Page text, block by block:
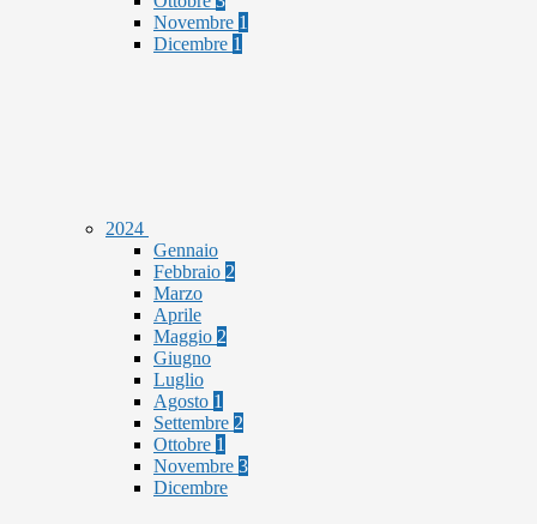
Novembre 1
Dicembre 1
2024
Gennaio
Febbraio 2
Marzo
Aprile
Maggio 2
Giugno
Luglio
Agosto 1
Settembre 2
Ottobre 1
Novembre 3
Dicembre